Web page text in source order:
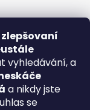
zlepšovaní
vyhledávání, a
a nikdy jste
se